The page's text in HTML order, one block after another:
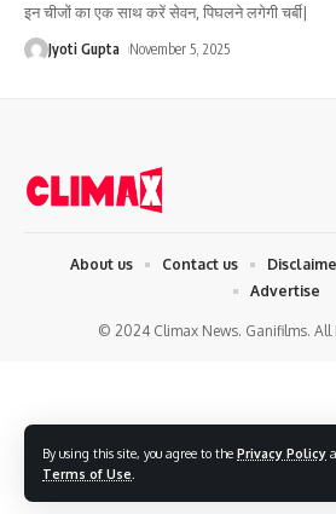
By using this site, you agree to the Privacy Policy
Terms of Use
इन चीजों का एक साथ करें सेवन, पिघलने लगेगी चर्बी|
Jyoti Gupta November 5, 2025
© 2024 Climax News. Ganifilms. All
About us Contact us
Advertise